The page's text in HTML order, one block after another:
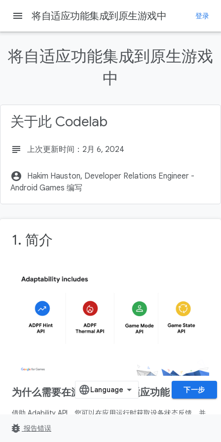
为什么需要在游戏中集成自适应功能？
设置开发环境
menu 将自适应功能集成到原生游戏中 登录
将自适应功能集成到原生游戏
中
关于此 Codelab
subject 上次更新时间：2月 6, 2024
account_circle
Hakim Hauston, Developer Relations Engineer -
Android Games 编写
1. 简介
为什么需要在游戏中集成自适应功能？
借助 Adability API，您可以在应用运行时获取设备状态反馈，并
动态调整工作负载以优化游戏性能。您还可以通过此类 API 告知
下一步
bug_report 报告错误